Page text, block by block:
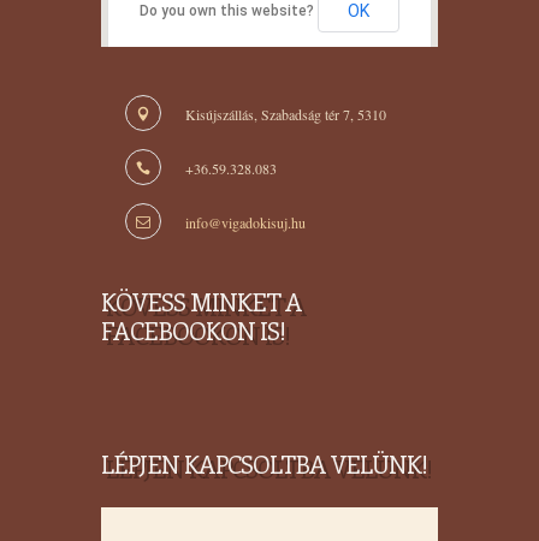
Do you own this website? OK
Kisújszállás, Szabadság tér 7, 5310
+36.59.328.083
info@vigadokisuj.hu
KÖVESS MINKET A
FACEBOOKON IS!
LÉPJEN KAPCSOLTBA VELÜNK!